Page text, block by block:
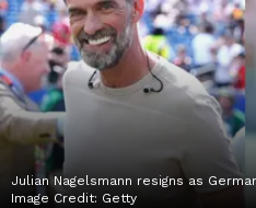
Julian Nagelsmann resigns as
Image Credit: Getty